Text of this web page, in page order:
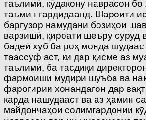
таълимӣ, кӯдакону наврасон бо
таъмин гардидаанд. Шароити
баргузор намудани бозиҳои
варзишӣ, қироати шеъру суруд
бадеӣ хуб ба роҳ монда
таассуф аст, ки дар қисме аз
таълимӣ, ба тасдиқи
фармоиши мудири шуъба ва
фарогирии хонандагон дар
карда нашудааст ва аз ҳамин
майдончаҳои солимгардонии